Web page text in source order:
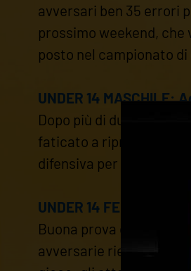
avversari ben 35 errori
prossimo weekend,
posto nel campionato
UNDER 14 MASCHILE:
Dopo più di due mesi di
faticato a riprendere il
difensiva per tutta la
UNDER 14
Buona prova delle
avversarie riescono a